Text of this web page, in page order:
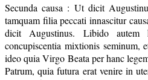
Secunda causa : Ut dicit
tamquam filia peccati innascitur
dicit Augustinus. Libido autem
concupiscentia mixtionis seminum,
ideo quia Virgo Beata per hanc
Patrum, quia futura erat venire in